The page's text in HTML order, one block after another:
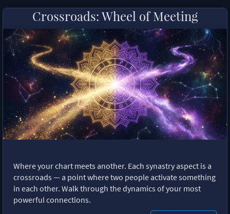
Crossroads: Wheel of Meeting
Where your chart meets another. Each synastry aspect is a
crossroads — a point where two people activate something
in each other. Walk through the dynamics of your most
powerful connections.